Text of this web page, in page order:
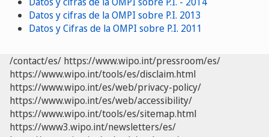
Datos y cifras de la OMPI sobre P.I. 2013
Datos y Cifras de la OMPI sobre P.I. 2011
/contact/es/ https://www.wipo.int/pressroom/es/
https://www.wipo.int/tools/es/disclaim.html
https://www.wipo.int/es/web/privacy-policy/
https://www.wipo.int/es/web/accessibility/
https://www.wipo.int/tools/es/sitemap.html
https://www3.wipo.int/newsletters/es/